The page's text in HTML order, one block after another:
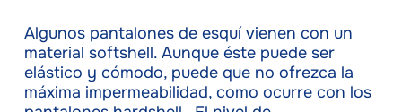
Algunos pantalones de esquí vienen con un
material softshell. Aunque éste puede ser
elástico y cómodo, puede que no ofrezca la
máxima impermeabilidad, como ocurre con los